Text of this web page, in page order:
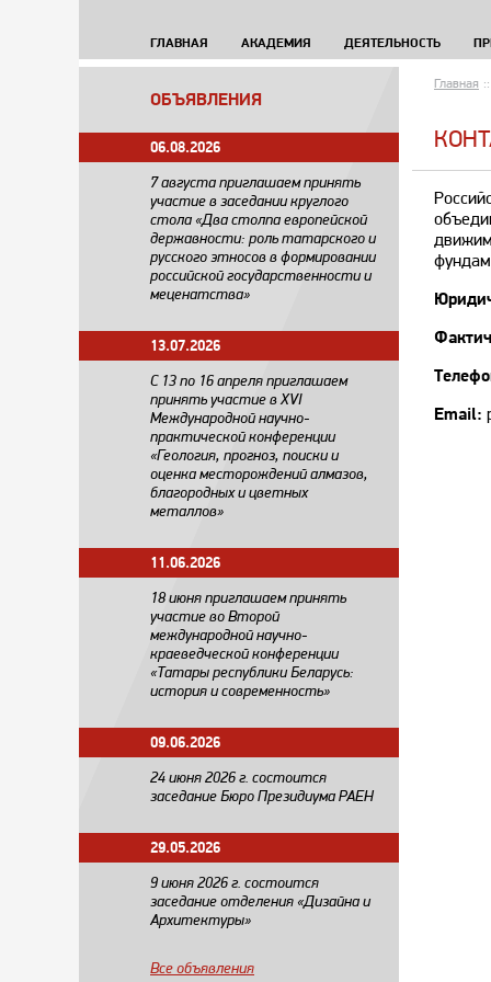
ГЛАВНАЯ АКАДЕМИЯ ДЕЯТЕЛЬНОСТЬ
ОБЪЯВЛЕНИЯ
06.08.2026
7 августа приглашаем принять
участие в заседании круглого
стола «Два столпа европейской
державности: роль татарского и
русского этносов в формировании
российской государственности и
меценатства»
13.07.2026
С 13 по 16 апреля приглашаем
принять участие в XVI
Международной научно-
практической конференции
«Геология, прогноз, поиски и
оценка месторождений алмазов,
благородных и цветных
металлов»
11.06.2026
18 июня приглашаем принять
участие во Второй
международной научно-
краеведческой конференции
«Татары республики Беларусь:
история и современность»
09.06.2026
24 июня 2026 г. состоится
заседание Бюро Президиума РАЕН
29.05.2026
​9 июня 2026 г. состоится
заседание отделения «Дизайна и
Архитектуры»
Все объявления
Главная ::
Email: